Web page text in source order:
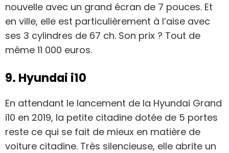
nouvelle avec un grand écran de 7 pouces. Et
en ville, elle est particulièrement à l’aise avec
ses 3 cylindres de 67 ch. Son prix ? Tout de
même 11 000 euros.
9. Hyundai i10
En attendant le lancement de la Hyundai Grand
i10 en 2019, la petite citadine dotée de 5 portes
reste ce qui se fait de mieux en matière de
voiture citadine. Très silencieuse, elle abrite un